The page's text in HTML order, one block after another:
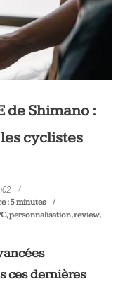
de Shimano :
cyclistes
: 5minutes
,personnalisation,review,
ces dernières